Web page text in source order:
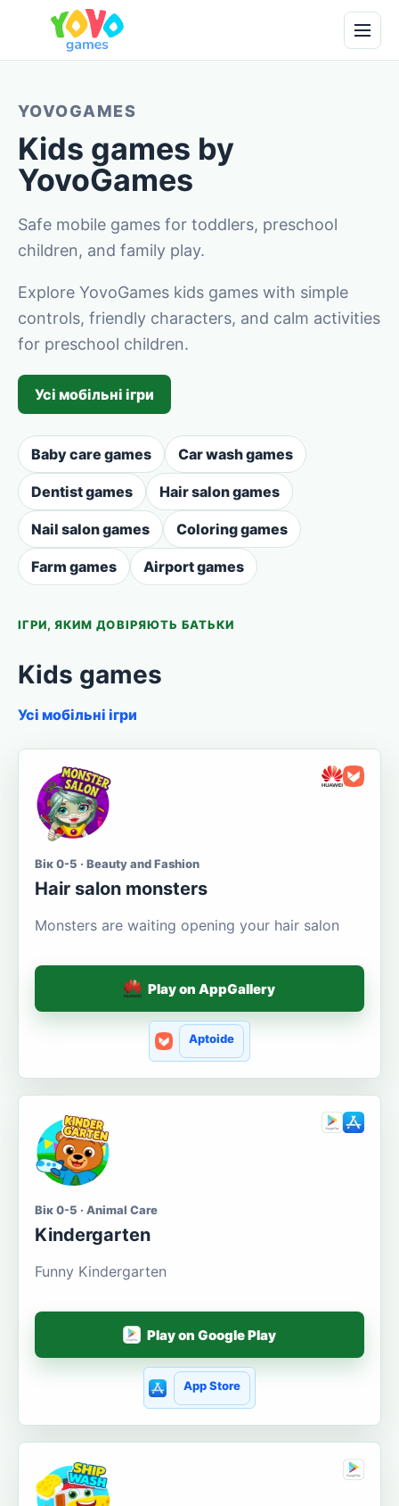
YOVOGAMES
Kids games by
YovoGames
Safe mobile games for toddlers, preschool
children, and family play.
Explore YovoGames kids games with simple
controls, friendly characters, and calm activities
for preschool children.
Усі мобільні ігри
Baby care games Car wash games
Dentist games Hair salon games
Nail salon games Coloring games
Farm games Airport games
ІГРИ, ЯКИМ ДОВІРЯЮТЬ БАТЬКИ
Kids games
Усі мобільні ігри
Вік 0-5 · Beauty and Fashion
Hair salon monsters
Monsters are waiting opening your hair salon
Play on AppGallery
Aptoide
Вік 0-5 · Animal Care
Kindergarten
Funny Kindergarten
Play on Google Play
App Store